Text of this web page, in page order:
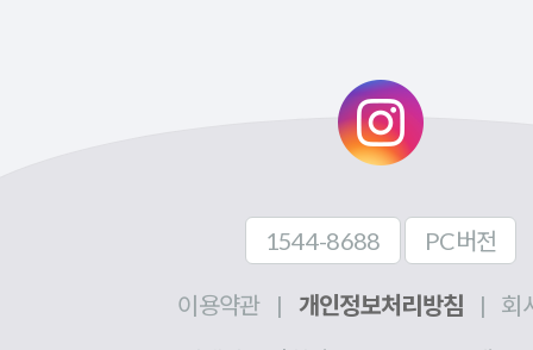
1544-8688 PC버전
이용약관 | 개인정보처리방침 |
회